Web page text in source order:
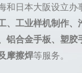
和日本大阪设立办
、工业样机制作
铝合金手板、塑
摩擦焊等服务。